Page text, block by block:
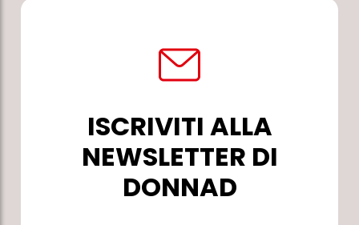
ISCRIVITI ALLA
NEWSLETTER DI
DONNAD